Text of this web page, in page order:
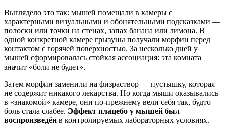
Выглядело это так: мышей помещали в камеры с
характерными визуальными и обонятельными подсказками —
полоски или точки на стенах, запах банана или лимона. В
одной конкретной камере грызуны получали морфин перед
контактом с горячей поверхностью. За несколько дней у
мышей сформировалась стойкая ассоциация: эта комната
значит «боли не будет».
Затем морфин заменили на физраствор — пустышку, которая
не содержит никакого лекарства. Но когда мыши оказывались
в «знакомой» камере, они по-прежнему вели себя так, будто
боль стала слабее. Эффект плацебо у мышей был
воспроизведён в контролируемых лабораторных условиях.